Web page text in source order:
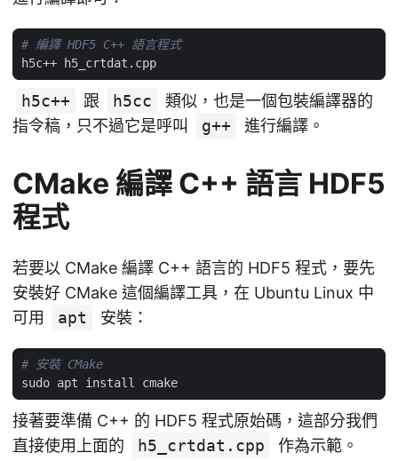
# 編譯 HDF5 C++ 語言程式
h5c++ 跟 h5cc
類似，也是一個包裝編譯器的
指令稿，只不過它是呼叫
g++ 進行編譯。
CMake 編譯 C++ 語言 HDF5
程式
若要以 CMake 編譯 C++ 語言的 HDF5 程式，要先
安裝好 CMake 這個編譯工具，在 Ubuntu Linux 中
可用
apt 安裝：
# 安裝 CMake
接著要準備 C++ 的 HDF5 程式原始碼，這部分我們
直接使用上面的
h5_crtdat.cpp 作為示範。